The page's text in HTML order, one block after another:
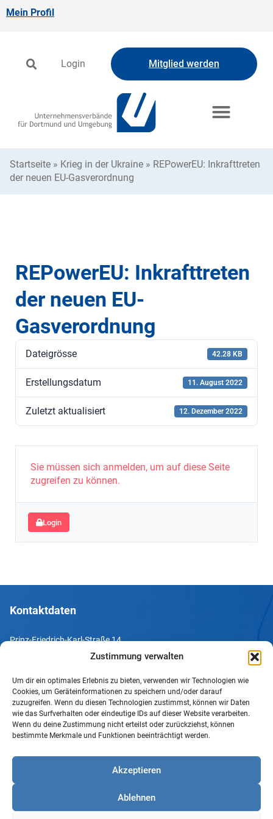
Zustimmung verwalten
Um dir ein optimales Erlebnis zu bieten, verwenden wir Technologien wie
Cookies, um Geräteinformationen zu speichern und/oder darauf
zuzugreifen. Wenn du diesen Technologien zustimmst, können wir Daten
wie das Surfverhalten oder eindeutige IDs auf dieser Website verarbeiten.
Wenn du deine Zustimmung nicht erteilst oder zurückziehst, können
bestimmte Merkmale und Funktionen beeinträchtigt werden.
Akzeptieren
Ablehnen
Mein Profil
Login Mitglied werden
Startseite » Krieg in der Ukraine » REPowerEU: Inkrafttreten
der neuen EU-Gasverordnung
REPowerEU: Inkrafttreten
der neuen EU-
Gasverordnung
Dateigrösse 42.28 KB
Erstellungsdatum 11. August 2022
Zuletzt aktualisiert 12. Dezember 2022
Sie müssen sich anmelden, um auf diese Seite
zugreifen zu können.
Login
Kontaktdaten
Prinz-Friedrich-Karl-Straße 14
Tel. +49 231 952052-10
Fax +49 231 952052-60
e-Mail info@uv-do.de
Internet www.uv-do.de
Impressum